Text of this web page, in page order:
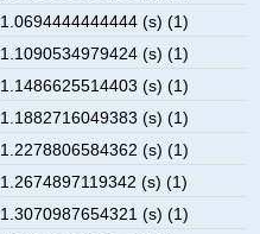
1.0694444444444 (s) (1)
1.1090534979424 (s) (1)
1.1486625514403 (s) (1)
1.1882716049383 (s) (1)
1.2278806584362 (s) (1)
1.2674897119342 (s) (1)
1.3070987654321 (s) (1)